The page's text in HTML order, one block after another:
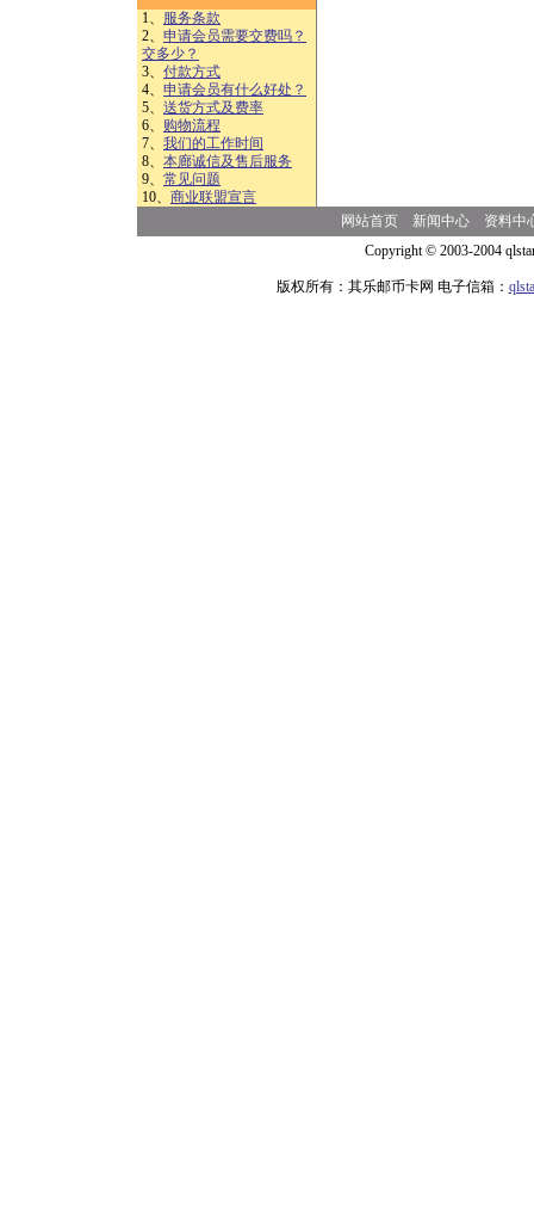
1、 服务条款
2、 申请会员需要交费吗？
交多少？
3、 付款方式
4、 申请会员有什么好处？
5、 送货方式及费率
6、 购物流程
7、 我们的工作时间
8、 本廊诚信及售后服务
9、 常见问题
10、 商业联盟宣言
网站首页 新闻中心
资料中
Copyright © 2003-2004
版权所有：其乐邮币卡网 电子信箱：